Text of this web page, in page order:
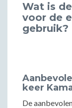
Wat is
voor de
gebruik?
keer
De